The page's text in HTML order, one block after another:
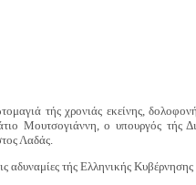
τής χρονιάς εκείνης,
Μουτσογιάννη, ο υπουργός τής
Λαδάς.
αδυναμίες τής Ελληνικής